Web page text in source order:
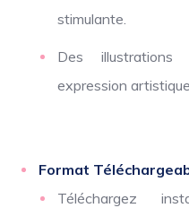
stimulante.
Des illustrations
expression
Format
Téléchargez